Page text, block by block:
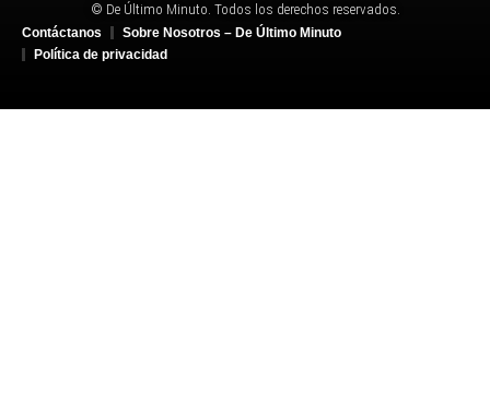
© De Último Minuto. Todos los derechos reservados.
Contáctanos
Sobre Nosotros – De Último Minuto
Política de privacidad